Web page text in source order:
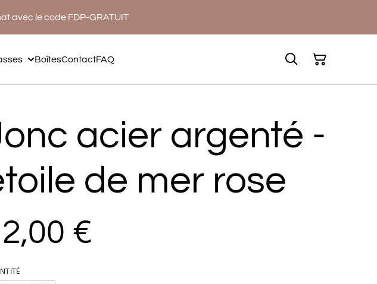
avec le code FDP-GRATUIT
BoîtesContactFAQ
acier argenté -
de mer rose
€